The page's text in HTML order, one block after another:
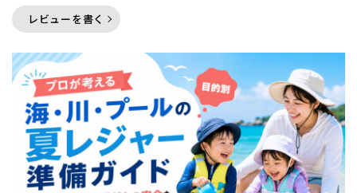
レビューを書く